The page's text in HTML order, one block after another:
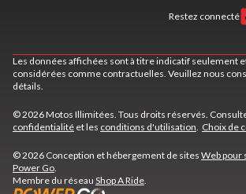
Restez connecté
Les données affichées sont à titre indicatif seulement
considérées comme contractuelles. Veuillez nous
détails.
© 2026 Motos Illimitées. Tous droits réservés.
confidentialité et les conditions d'utilisation Choix de
© 2026 Conception et hébergement de sites Web pour
Power Go
Membre du réseau Shop A Ride